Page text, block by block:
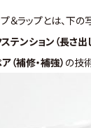
＆ラップとは、下
テンション（長さ出
（補修・補強） の技